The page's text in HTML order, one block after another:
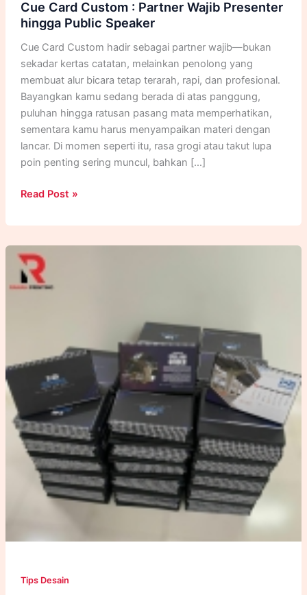
Cue Card Custom : Partner Wajib Presenter
hingga Public Speaker
Cue Card Custom hadir sebagai partner wajib—bukan
sekadar kertas catatan, melainkan penolong yang
membuat alur bicara tetap terarah, rapi, dan profesional.
Bayangkan kamu sedang berada di atas panggung,
puluhan hingga ratusan pasang mata memperhatikan,
sementara kamu harus menyampaikan materi dengan
lancar. Di momen seperti itu, rasa grogi atau takut lupa
poin penting sering muncul, bahkan […]
Cue
Custom
:
Partner
Wajib
Presenter
Read Post »
Tips Desain